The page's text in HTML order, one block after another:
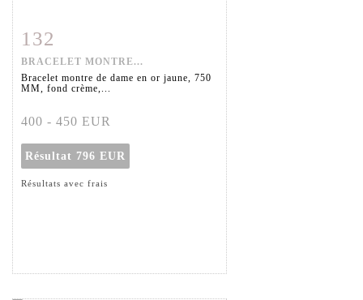
Fiche détaillée
132
BRACELET MONTRE...
Bracelet montre de dame en or jaune, 750
MM, fond crème,...
400 - 450 EUR
Résultat 796 EUR
Résultats avec frais